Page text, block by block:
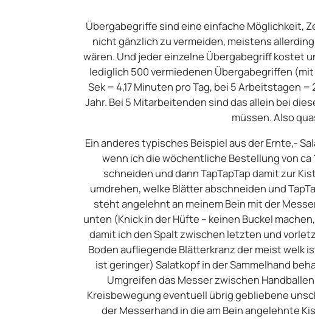
Übergabegriffe sind eine einfache Möglichkeit,
nicht gänzlich zu vermeiden, meistens
wären. Und jeder einzelne Übergabegriff kostet
lediglich 500 vermiedenen Übergabegriffen
Sek = 4,17 Minuten pro Tag, bei 5 Arbeitstagen
Jahr. Bei 5 Mitarbeitenden sind das allein bei
müssen. Also
Ein anderes typisches Beispiel aus der Ernte,-
wenn ich die wöchentliche Bestellung von ca
schneiden und dann TapTapTap damit zur
umdrehen, welke Blätter abschneiden und
steht angelehnt an meinem Bein mit der
unten (Knick in der Hüfte – keinen Buckel
damit ich den Spalt zwischen letzten und
Boden aufliegende Blätterkranz der meist welk
ist geringer) Salatkopf in der Sammelhand
Umgreifen das Messer zwischen
Kreisbewegung eventuell übrig gebliebene
der Messerhand in die am Bein angelehnte